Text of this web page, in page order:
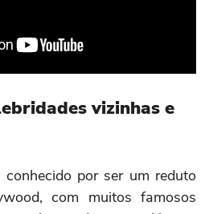
vizinhas e
por ser um reduto
com muitos famosos